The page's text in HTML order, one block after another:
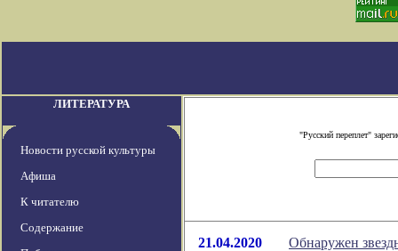
ЛИТЕРАТУРА
Новости русской культуры
Афиша
К читателю
Содержание
"Русский переплет"
21.04.2020
Обнаружен